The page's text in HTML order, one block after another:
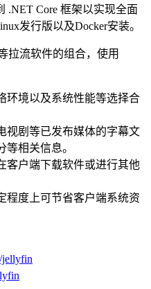
.NET Core 框架以实现全面
发行版以及Docker安装。
拉流软件的组合，使用
环境以及系统性能等选择合
视剧等已发布媒体的字幕文
相关信息。
客户端下载软件或进行其他
程度上可节省客户端系统资
jellyfin